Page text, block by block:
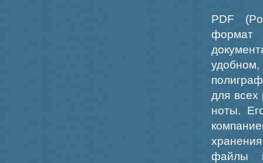
PDF
формат
для всех
ноты.
файлы